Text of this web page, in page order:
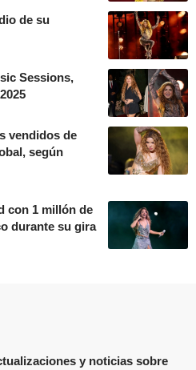
de su
Sessions,
vendidos de
según
con 1 millón de
durante su gira